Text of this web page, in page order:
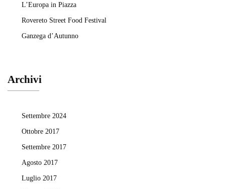
L’Europa in Piazza
Rovereto Street Food Festival
Ganzega d’Autunno
Archivi
Settembre 2024
Ottobre 2017
Settembre 2017
Agosto 2017
Luglio 2017